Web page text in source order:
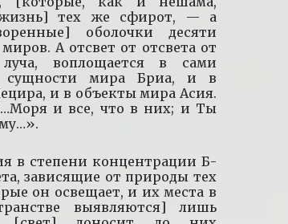
жизнь] тех же сфирот, — а
оболочки десяти
А отсвет от отсвета от
луча, воплощается в сами
сущности мира Бриа, и в
и в объекты мира Асия.
и все, что в них; и Ты
в степени концентрации Б-
зависящие от природы тех
он освещает, и их места в
выявляются] лишь